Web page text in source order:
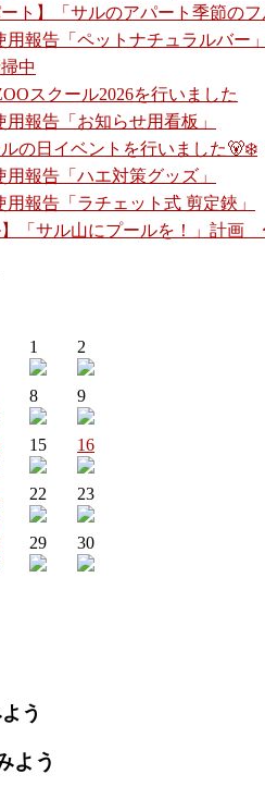
ート】「サルのアパート季節の
用報告「ペットナチュラルバー
中
スクール2026を行いました
用報告「お知らせ用看板」
の日イベントを行いました🐻‍❄️
用報告「ハエ対策グッズ」
用報告「ラチェット式 剪定鋏」
】「サル山にプールを！」計画
1 2
8 9
15 16
22 23
29 30
う
よう